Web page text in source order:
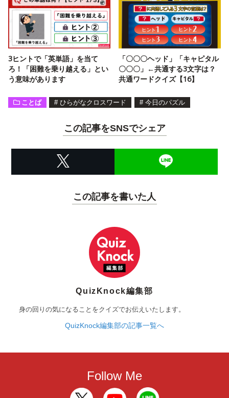
3ヒントで「英単語」を当て
ろ！「困難を乗り越える」とい
う意味があります
「〇〇〇ヘッド」「キャピタル
〇〇〇」←共通する3文字は？
共通ワードクイズ【16】
ことば # ひらがなクロスワード # 今日のパズル
この記事をSNSでシェア
この記事を書いた人
QuizKnock編集部
身の回りの気になることをクイズでお伝えいたします。
QuizKnock編集部の記事一覧へ
Follow Me